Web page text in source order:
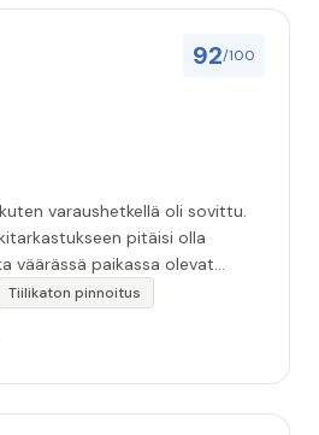
92/100
varaushetkellä oli sovittu.
pitäisi olla
väärässä paikassa olevat
”
Tiilikaton pinnoitus